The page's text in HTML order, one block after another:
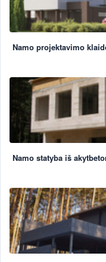
Namo projektavimo
Namo statyba iš